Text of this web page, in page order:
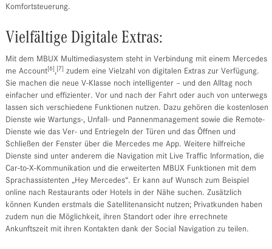
Komfortsteuerung.
Vielfältige Digitale Extras:
Mit dem MBUX Multimediasystem steht in Verbindung mit einem Mercedes
me Account[6], [7] zudem eine Vielzahl von digitalen Extras zur Verfügung.
Sie machen die neue V-Klasse noch intelligenter – und den Alltag noch
einfacher und effizienter. Vor und nach der Fahrt oder auch von unterwegs
lassen sich verschiedene Funktionen nutzen. Dazu gehören die kostenlosen
Dienste wie Wartungs-, Unfall- und Pannenmanagement sowie die Remote-
Dienste wie das Ver- und Entriegeln der Türen und das Öffnen und
Schließen der Fenster über die Mercedes me App. Weitere hilfreiche
Dienste sind unter anderem die Navigation mit Live Traffic Information, die
Car-to-X-Kommunikation und die erweiterten MBUX Funktionen mit dem
Sprachassistenten „Hey Mercedes“. Er kann auf Wunsch zum Beispiel
online nach Restaurants oder Hotels in der Nähe suchen. Zusätzlich
können Kunden erstmals die Satellitenansicht nutzen; Privatkunden haben
zudem nun die Möglichkeit, ihren Standort oder ihre errechnete
Ankunftszeit mit ihren Kontakten dank der Social Navigation zu teilen.